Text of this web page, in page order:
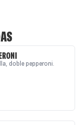
doble pepperoni.